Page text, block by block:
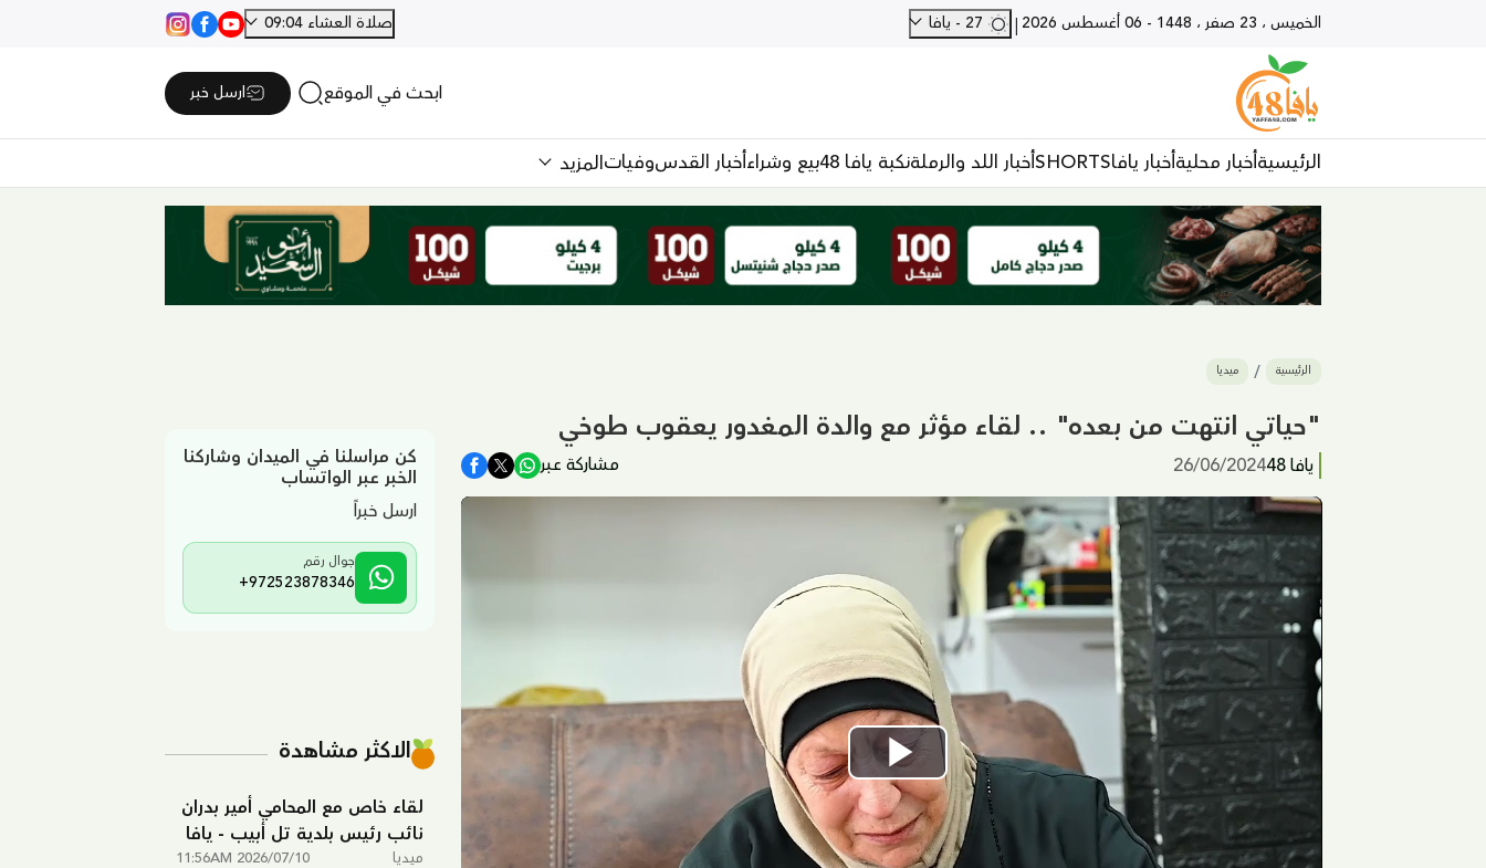
الخميس ، 23 صفر ، 1448 - 06 أغسطس 2026 | صلاة العشاء 09:04
ابحث في الموقع ارسل خبر
الرئيسيةأخبار محليةأخبار يافاSHORTSأخبار اللد والرملةنكبة يافا 48 بيع وشراءأخبار القدسوفياتالمزيد
الرئيسية ميديا
"حياتي انتهت من بعده" .. لقاء مؤثر مع والدة المغدور يعقوب طوخي
يافا 48 26/06/2024 مشاركة عبر
Play
Video
كن مراسلنا في الميدان وشاركنا
الخبر عبر الواتساب
ارسل خبراً
جوال رقم
+972523878346
الاكثر مشاهدة
لقاء خاص مع المحامي أمير بدران
نائب رئيس بلدية تل أبيب - يافا
ميديا 2026/07/10 11:56AM